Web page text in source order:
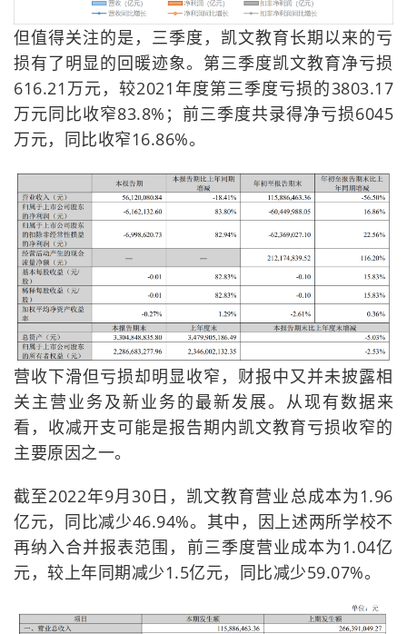
但值得关注的是，三季度，凯文教育长期以来的亏
损有了明显的回暖迹象。第三季度凯文教育净亏损
616.21万元，较2021年度第三季度亏损的3803.17
万元同比收窄83.8%；前三季度共录得净亏损6045
万元，同比收窄16.86%。
营收下滑但亏损却明显收窄，财报中又并未披露相
关主营业务及新业务的最新发展。从现有数据来
看，收减开支可能是报告期内凯文教育亏损收窄的
主要原因之一。
截至2022年9月30日，凯文教育营业总成本为1.96
亿元，同比减少46.94%。其中，因上述两所学校不
再纳入合并报表范围，前三季度营业成本为1.04亿
元，较上年同期减少1.5亿元，同比减少59.07%。